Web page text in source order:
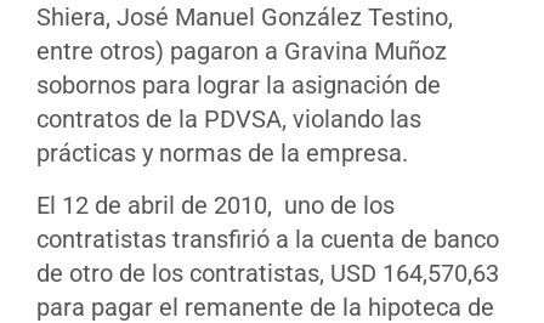
Shiera, José Manuel González Testino,
entre otros) pagaron a Gravina Muñoz
sobornos para lograr la asignación de
contratos de la PDVSA, violando las
prácticas y normas de la empresa.
El 12 de abril de 2010, uno de los
contratistas transfirió a la cuenta de banco
de otro de los contratistas, USD 164,570,63
para pagar el remanente de la hipoteca de